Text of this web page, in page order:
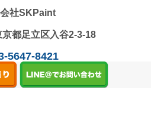
社SKPaint
京都足立区入谷2-3-18
5647-8421
～18:00 / 日曜定休